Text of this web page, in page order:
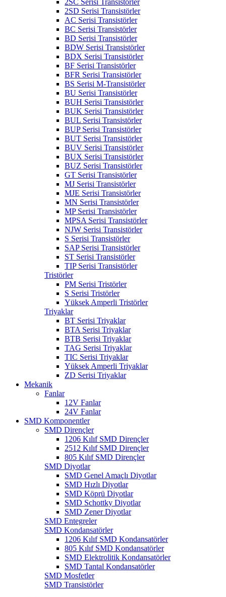
2SC Serisi Transistörler
2SD Serisi Transistörler
AC Serisi Transistörler
BC Serisi Transistörler
BD Serisi Transistörler
BDW Serisi Transistörler
BDX Serisi Transistörler
BF Serisi Transistörler
BFR Serisi Transistörler
BS Serisi M-Transistörler
BU Serisi Transistörler
BUH Serisi Transistörler
BUK Serisi Transistörler
BUL Serisi Transistörler
BUP Serisi Transistörler
BUT Serisi Transistörler
BUV Serisi Transistörler
BUX Serisi Transistörler
BUZ Serisi Transistörler
GT Serisi Transistörler
MJ Serisi Transistörler
MJE Serisi Transistörler
MN Serisi Transistörler
MP Serisi Transistörler
MPSA Serisi Transistörler
NJW Serisi Transistörler
S Serisi Transistörler
SAP Serisi Transistörler
ST Serisi Transistörler
TIP Serisi Transistörler
Tristörler
PM Serisi Tristörler
S Serisi Tristörler
Yüksek Amperli Tristörler
Triyaklar
BT Serisi Triyaklar
BTA Serisi Triyaklar
BTB Serisi Triyaklar
TAG Serisi Triyaklar
TIC Serisi Triyaklar
Yüksek Amperli Triyaklar
ZD Serisi Triyaklar
Mekanik
Fanlar
12V Fanlar
24V Fanlar
SMD Komponentler
SMD Dirençler
1206 Kılıf SMD Dirençler
2512 Kılıf SMD Dirençler
805 Kılıf SMD Dirençler
SMD Diyotlar
SMD Genel Amaçlı Diyotlar
SMD Hızlı Diyotlar
SMD Köprü Diyotlar
SMD Schottky Diyotlar
SMD Zener Diyotlar
SMD Entegreler
SMD Kondansatörler
1206 Kılıf SMD Kondansatörler
805 Kılıf SMD Kondansatörler
SMD Elektrolitik Kondansatörler
SMD Tantal Kondansatörler
SMD Mosfetler
SMD Transistörler